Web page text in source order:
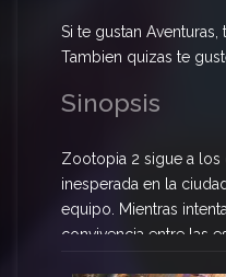
Si te gustan
Tambien quizas te
Sinopsis
Zootopia 2 sigue a
inesperada en la
equipo. Mientras
convivencia entre las